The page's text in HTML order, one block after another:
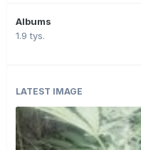
Albums
1.9 tys.
LATEST IMAGE